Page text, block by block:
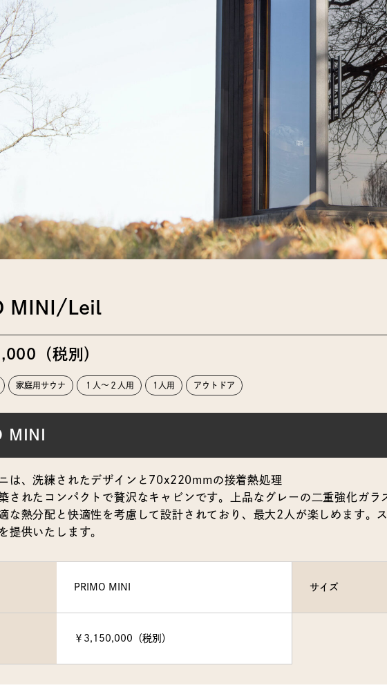
MINI/Leil
（税別）
家庭用サウナ １人〜２人用 1人用 アウトドア
MINI
は、洗練されたデザインと70x220mmの接着熱処理
されたコンパクトで贅沢なキャビンです。上品なグレーの二重強化ガ
な熱分配と快適性を考慮して設計されており、最大2人が楽しめます。
提供いたします。
PRIMO MINI サイズ
￥3,150,000（税別）